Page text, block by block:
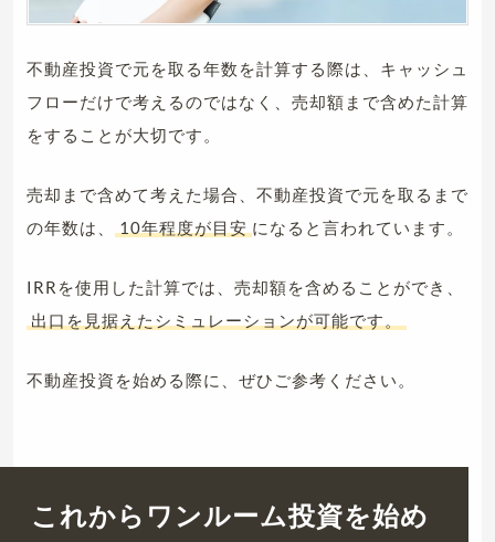
不動産投資で元を取る年数を計算する際は、キャッシュ
フローだけで考えるのではなく、売却額まで含めた計算
をすることが大切です。
売却まで含めて考えた場合、不動産投資で元を取るまで
の年数は、
10年程度が目安 になると言われています。
IRRを使用した計算では、売却額を含めることができ、
出口を見据えたシミュレーションが可能です。
不動産投資を始める際に、ぜひご参考ください。
これからワンルーム投資を始め